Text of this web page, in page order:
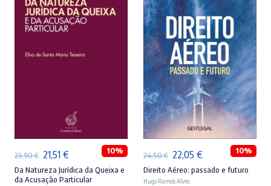
ADICIONAR
23,90€ O
preço
21,51 €O
preço
10%
Da Natureza Jurídica da Queixa e
da Acusação Particular
ADICIONAR
24,50€ O
preço
22,05 €O
preço
10%
Direito Aéreo: passado e futuro
Hugo Ramos Alves